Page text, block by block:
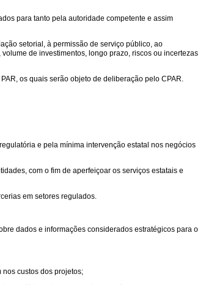
para tanto pela autoridade competente e assim
setorial, à permissão de serviço público, ao
de investimentos, longo prazo, riscos ou incertezas
os quais serão objeto de deliberação pelo CPAR.
e pela mínima intervenção estatal nos negócios
com o fim de aperfeiçoar os serviços estatais e
em setores regulados.
dados e informações considerados estratégicos para o
custos dos projetos;